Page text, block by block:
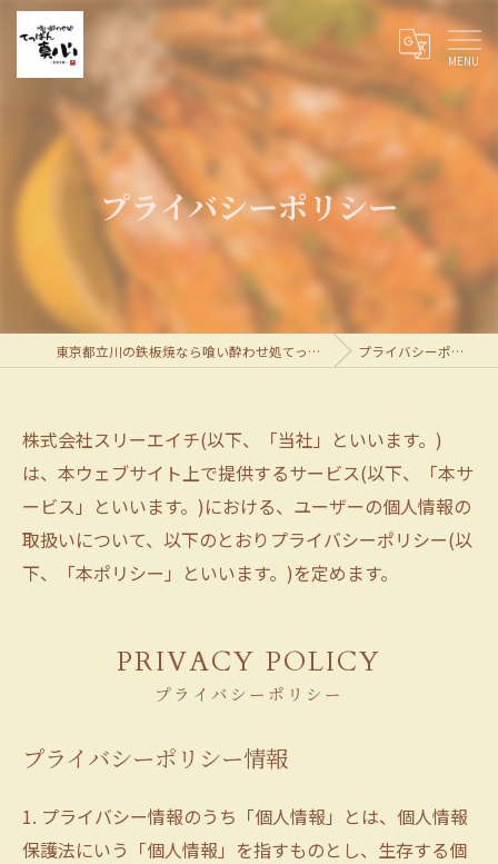
プライバシーポリシー
東京都立川の鉄板焼なら喰い酔わせ処てっぱん真心 プライバシーポリシー
株式会社スリーエイチ(以下、「当社」といいます。)
は、本ウェブサイト上で提供するサービス(以下、「本サ
ービス」といいます。)における、ユーザーの個人情報の
取扱いについて、以下のとおりプライバシーポリシー(以
下、「本ポリシー」といいます。)を定めます。
プライバシーポリシー
PRIVACY POLICY
プライバシーポリシー情報
1. プライバシー情報のうち「個人情報」とは、個人情報
保護法にいう「個人情報」を指すものとし、生存する個